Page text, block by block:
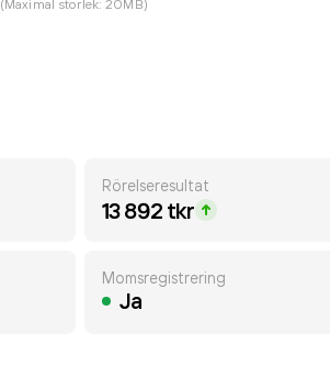
(Maximal storlek: 20MB)
Rörelseresultat
13 892 tkr
Momsregistrering
Ja